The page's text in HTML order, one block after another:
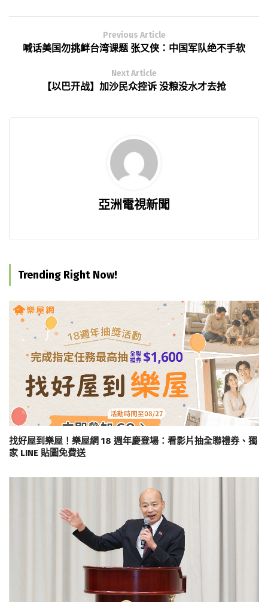
Previous Article
喊话美国勿挑衅台湾课题 张又侠：中国军队绝不手软
Next Article
【以巴开战】加沙民众控诉 没粮没水才去抢
亞洲電視新聞
Trending Right Now!
找好屋到樂屋！樂屋網 18 週年慶登場：看影片抽全聯禮券、獨
家 LINE 貼圖免費送